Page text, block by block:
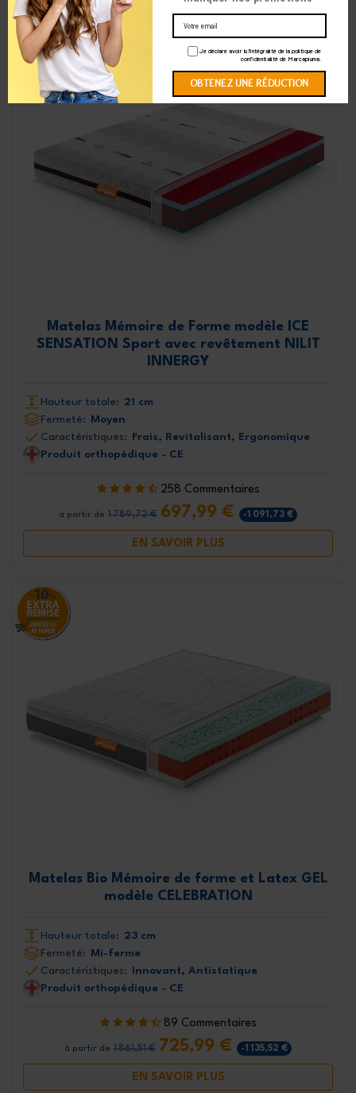
Matelas Mémoire de Forme modèle ICE
SENSATION Sport avec revêtement NILIT
INNERGY
Hauteur totale: 21 cm
Fermeté:
Moyen
Caractéristiques:
Frais, Revitalisant, Ergonomique
Produit orthopédique - CE
258 Commentaires
à partir de 1 789,72 € 697,99 € -1 091,73 €
EN SAVOIR PLUS
Matelas Bio Mémoire de forme et Latex GEL
modèle CELEBRATION
Hauteur totale: 23 cm
Fermeté:
Mi-ferme
Caractéristiques:
Innovant, Antistatique
Produit orthopédique - CE
89 Commentaires
à partir de 1 861,51 € 725,99 € -1 135,52 €
EN SAVOIR PLUS
Je déclare avoir lu l'intégralité de la politique de
confidentialité de Marcapiuma.